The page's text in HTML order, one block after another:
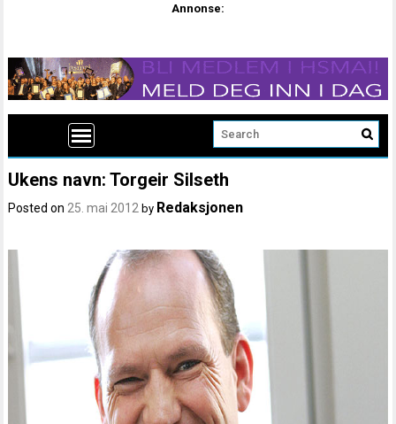
Annonse:
Ukens navn: Torgeir Silseth
Posted on25. mai 2012 by Redaksjonen